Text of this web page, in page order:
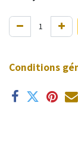
Conditions